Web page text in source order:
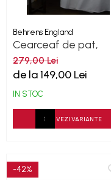
Behrens England
Cearceaf de pat,
Percale - Alb
279,00 Lei
de la 149,00 Lei
IN STOC
VEZI VARIANTE
-42%